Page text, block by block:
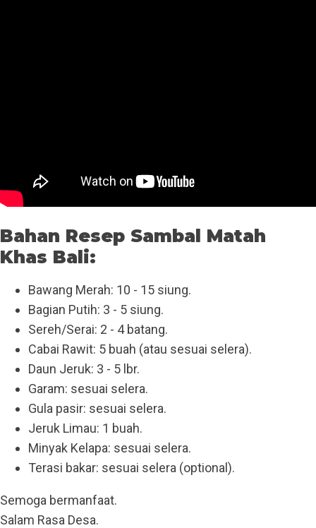
Bahan Resep Sambal Matah
Khas Bali:
Bawang Merah: 10 - 15 siung.
Bagian Putih: 3 - 5 siung.
Sereh/Serai: 2 - 4 batang.
Cabai Rawit: 5 buah (atau sesuai selera).
Daun Jeruk: 3 - 5 lbr.
Garam: sesuai selera.
Gula pasir: sesuai selera.
Jeruk Limau: 1 buah.
Minyak Kelapa: sesuai selera.
Terasi bakar: sesuai selera (optional).
Semoga bermanfaat.
Salam Rasa Desa.